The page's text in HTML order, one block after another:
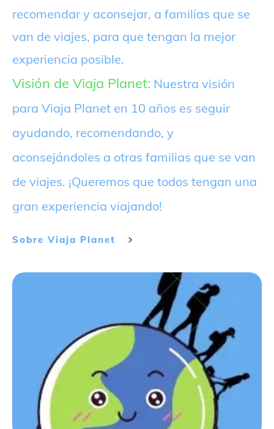
recomendar y aconsejar, a familias que se
van de viajes, para que tengan la mejor
experiencia posible.
Visión de Viaja Planet: Nuestra visión
para Viaja Planet en 10 años es seguir
ayudando, recomendando, y
aconsejándoles a otras familias que se van
de viajes. ¡Queremos que todos tengan una
gran experiencia viajando!
Sobre Viaja Planet